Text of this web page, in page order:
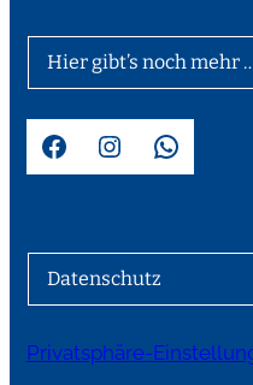
Hier gibt’s noch mehr
Facebook Instagram WhatsApp
Datenschutz
Privatsphäre-